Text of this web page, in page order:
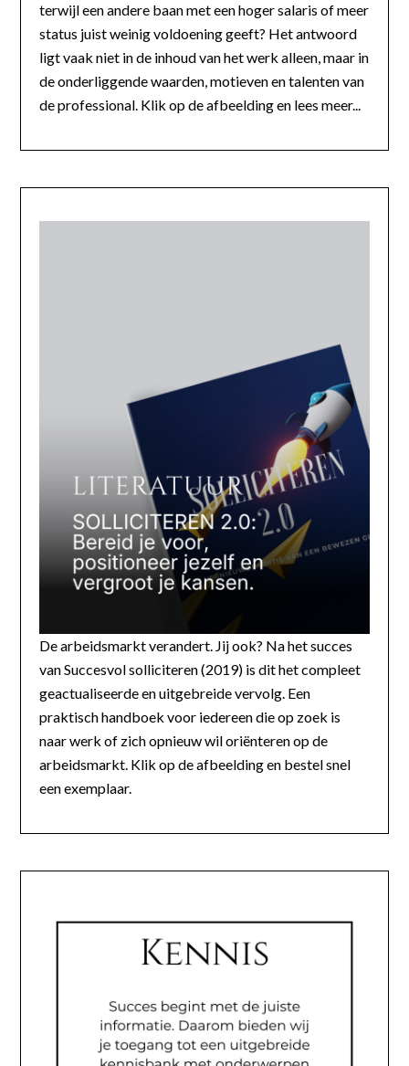
terwijl een andere baan met een hoger salaris of meer
status juist weinig voldoening geeft? Het antwoord
ligt vaak niet in de inhoud van het werk alleen, maar in
de onderliggende waarden, motieven en talenten van
de professional. Klik op de afbeelding en lees meer...
De arbeidsmarkt verandert. Jij ook? Na het succes
van Succesvol solliciteren (2019) is dit het compleet
geactualiseerde en uitgebreide vervolg. Een
praktisch handboek voor iedereen die op zoek is
naar werk of zich opnieuw wil oriënteren op de
arbeidsmarkt. Klik op de afbeelding en bestel snel
een exemplaar.